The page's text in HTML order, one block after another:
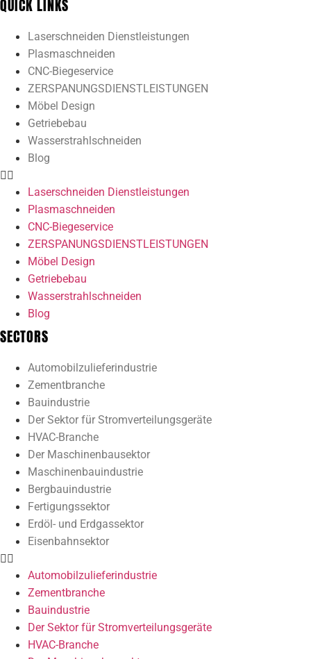
QUICK LINKS
Laserschneiden Dienstleistungen
Plasmaschneiden
CNC-Biegeservice
ZERSPANUNGSDIENSTLEISTUNGEN
Möbel Design
Getriebebau
Wasserstrahlschneiden
Blog
Laserschneiden Dienstleistungen
Plasmaschneiden
CNC-Biegeservice
ZERSPANUNGSDIENSTLEISTUNGEN
Möbel Design
Getriebebau
Wasserstrahlschneiden
Blog
SECTORS
Automobilzulieferindustrie
Zementbranche
Bauindustrie
Der Sektor für Stromverteilungsgeräte
HVAC-Branche
Der Maschinenbausektor
Maschinenbauindustrie
Bergbauindustrie
Fertigungssektor
Erdöl- und Erdgassektor
Eisenbahnsektor
Automobilzulieferindustrie
Zementbranche
Bauindustrie
Der Sektor für Stromverteilungsgeräte
HVAC-Branche